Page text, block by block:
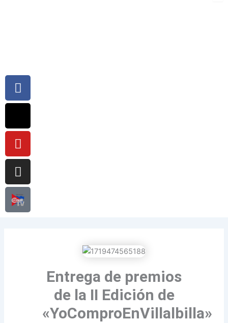
Facebook
X-
twitter
Youtube
Instagram
Entrega de premios
de la II Edición de
«YoComproEnVillalbilla»